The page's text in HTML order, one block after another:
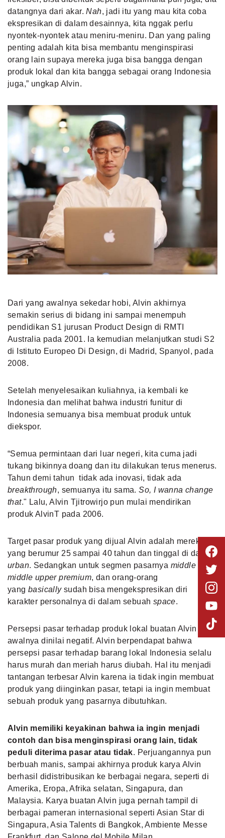
datangnya dari akar.Nah, jadi itu yang mau kita coba
ekspresikan di dalam desainnya, kita nggak perlu
nyontek-nyontek atau meniru-meniru. Dan yang paling
penting adalah kita bisa membantu menginspirasi
orang lain supaya mereka juga bisa bangga dengan
produk lokal dan kita bangga sebagai orang Indonesia
juga,” ungkap Alvin.
Dari yang awalnya sekedar hobi, Alvin akhirnya
semakin serius di bidang ini sampai menempuh
pendidikan S1 jurusan Product Design di RMTI
Australia pada 2001. Ia kemudian melanjutkan studi S2
di Istituto Europeo Di Design, di Madrid, Spanyol, pada
2008.
Setelah menyelesaikan kuliahnya, ia kembali ke
Indonesia dan melihat bahwa industri funitur di
Indonesia semuanya bisa membuat produk untuk
diekspor.
“Semua permintaan dari luar negeri, kita cuma jadi
tukang bikinnya doang dan itu dilakukan terus menerus.
Tahun demi tahun tidak ada inovasi, tidak ada
breakthrough, semuanya itu sama.So, I wanna change
that." Lalu, Alvin Tjitrowirjo pun mulai mendirikan
produk AlvinT pada 2006.
Target pasar produk yang dijual Alvin adalah mereka
yang berumur 25 sampai 40 tahun dan tinggal di daerah
urban. Sedangkan untuk segmen pasarnya middle up,
middle upper premium, dan orang-orang
yang basicallysudah bisa mengekspresikan diri
karakter personalnya di dalam sebuah space.
Persepsi pasar terhadap produk lokal buatan Alvin
awalnya dinilai negatif. Alvin berpendapat bahwa
persepsi pasar terhadap barang lokal Indonesia selalu
harus murah dan meriah harus diubah. Hal itu menjadi
tantangan terbesar Alvin karena ia tidak ingin membuat
produk yang diinginkan pasar, tetapi ia ingin membuat
sebuah produk yang pasarnya dibutuhkan.
Alvin memiliki keyakinan bahwa ia ingin menjadi
contoh dan bisa menginspirasi orang lain, tidak
peduli diterima pasar atau tidak. Perjuangannya pun
berbuah manis, sampai akhirnya produk karya Alvin
berhasil didistribusikan ke berbagai negara, seperti di
Amerika, Eropa, Afrika selatan, Singapura, dan
Malaysia. Karya buatan Alvin juga pernah tampil di
berbagai pameran internasional seperti Asian Star di
Singapura, Asia Talents di Bangkok, Ambiente Messe